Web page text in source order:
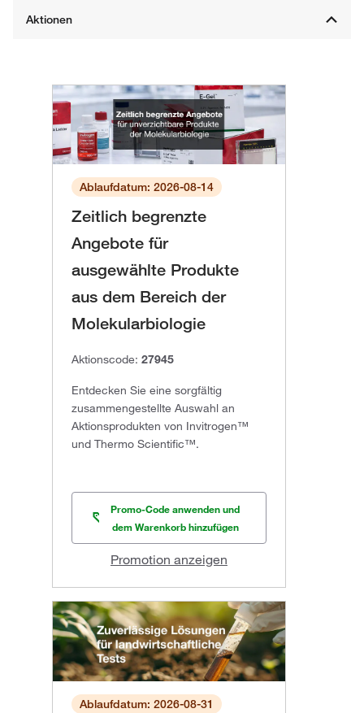
Ablaufdatum: 2026-08-14
Zeitlich begrenzte
Angebote für
ausgewählte Produkte
aus dem Bereich der
Molekularbiologie
Aktionscode: 27945
Entdecken Sie eine sorgfältig
zusammengestellte Auswahl an
Aktionsprodukten von Invitrogen™
und Thermo Scientific™.
Promo-Code anwenden und
dem Warenkorb hinzufügen
Promotion anzeigen
Ablaufdatum: 2026-08-31